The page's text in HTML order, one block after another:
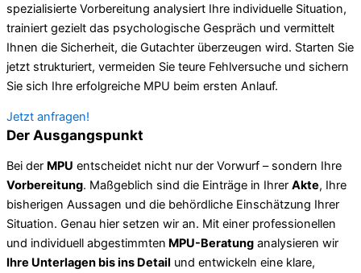
spezialisierte Vorbereitung analysiert Ihre individuelle Situation,
trainiert gezielt das psychologische Gespräch und vermittelt
Ihnen die Sicherheit, die Gutachter überzeugen wird. Starten Sie
jetzt strukturiert, vermeiden Sie teure Fehlversuche und sichern
Sie sich Ihre erfolgreiche MPU beim ersten Anlauf.
Jetzt anfragen!
Der Ausgangspunkt
Bei der MPU entscheidet nicht nur der Vorwurf – sondern Ihre
Vorbereitung. Maßgeblich sind die Einträge in Ihrer Akte, Ihre
bisherigen Aussagen und die behördliche Einschätzung Ihrer
Situation. Genau hier setzen wir an. Mit einer professionellen
und individuell abgestimmten MPU-Beratung analysieren wir
Ihre Unterlagen bis ins Detail und entwickeln eine klare,